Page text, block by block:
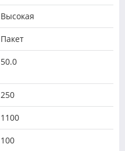
Высокая
Пакет
50.0
250
1100
100